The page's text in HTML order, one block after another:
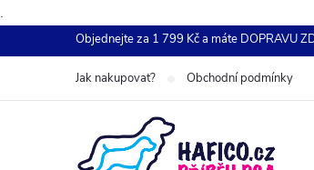
.
na
Objednejte za 1 799 Kč a máte DOPRAVU
Jak nakupovat? Obchodní podmínky